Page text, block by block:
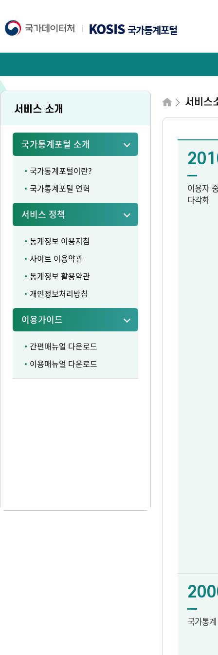
KOSIS국가통계포털
서비스 소개
국가통계포털 소개
국가통계포털이란?
국가통계포털 연혁
서비스 정책
통계정보 이용지침
사이트 이용약관
통계정보 활용약관
개인정보처리방침
이용가이드
간편매뉴얼 다운로드
이용매뉴얼 다운로드
서비스
이용자
다각화
국가통